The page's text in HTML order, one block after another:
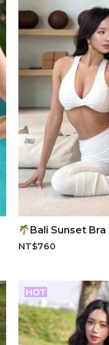
Bali Sunset Bra
NT$760
HOT